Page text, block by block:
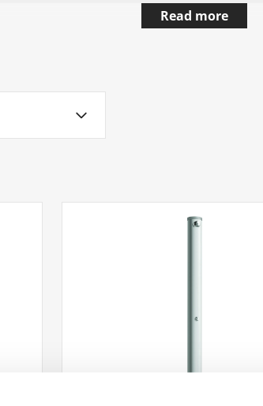
Read more